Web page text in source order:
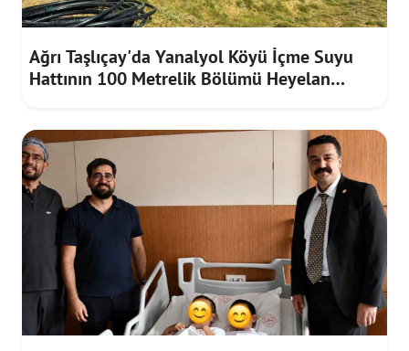
Ağrı Taşlıçay'da Yanalyol Köyü İçme Suyu
Hattının 100 Metrelik Bölümü Heyelan